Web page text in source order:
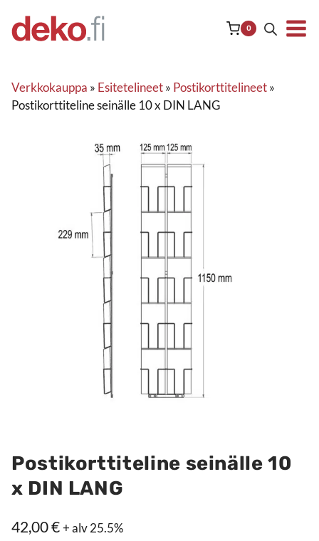
sisältöön
0
Verkkokauppa » Esitetelineet» Postikorttitelineet»
Postikorttiteline seinälle 10 x DIN LANG
Postikorttiteline seinälle 10
x DIN LANG
42,00€+ alv 25.5%